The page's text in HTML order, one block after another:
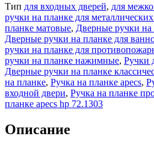
Тип для входных дверей, для
ручки на планке для
планке матовые, Дверные ручки
Дверные ручки на планке для
ручки на планке для
ручки на планке нажимные, Ручки
Дверные ручки на планке
на планке, Ручка на планке apecs,
входной двери, Ручка на планке
планке apecs hp 72.1303
Описание